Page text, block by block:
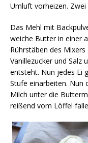
Umluft vorheizen.
Das Mehl mit
weiche Butter in einer
Rührstäben des
Vanillezucker und Salz
entsteht. Nun jedes Ei
Stufe einarbeiten. Nun
Milch unter die
reißend vom Löffel